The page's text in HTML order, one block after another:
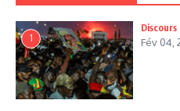
1 Fév 04,